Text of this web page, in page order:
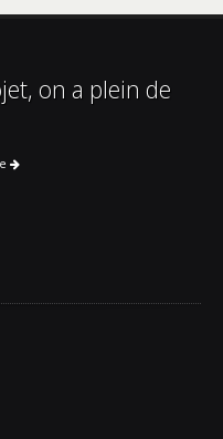
on a plein de